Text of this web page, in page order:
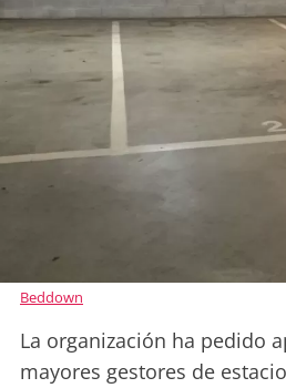
Beddown
La organización ha pedido
mayores gestores de